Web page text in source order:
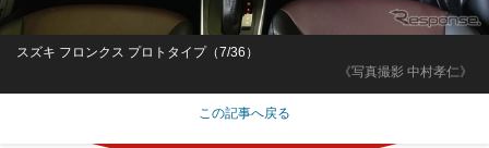
《写真撮影 中村孝仁》
スズキ フロンクス プロトタイプ（7/36）
この記事へ戻る